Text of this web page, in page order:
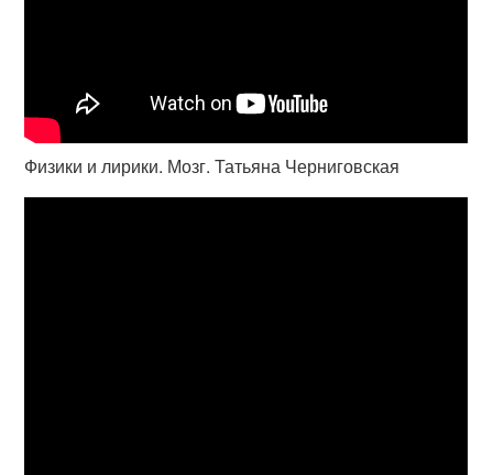
Физики и лирики. Мозг. Татьяна Черниговская